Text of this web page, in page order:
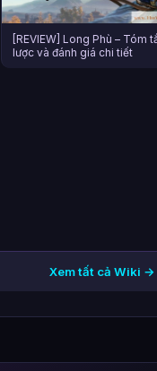
[REVIEW] Long Phù – Tóm
lược và đánh giá chi tiết
Xem tất cả Wiki →